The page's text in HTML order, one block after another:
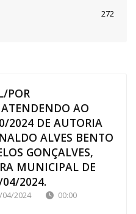
POR
AO
2024 DE AUTORIA
ALVES BENTO
GONÇALVES,
MUNICIPAL DE
2024.
04/2024
00:00
272